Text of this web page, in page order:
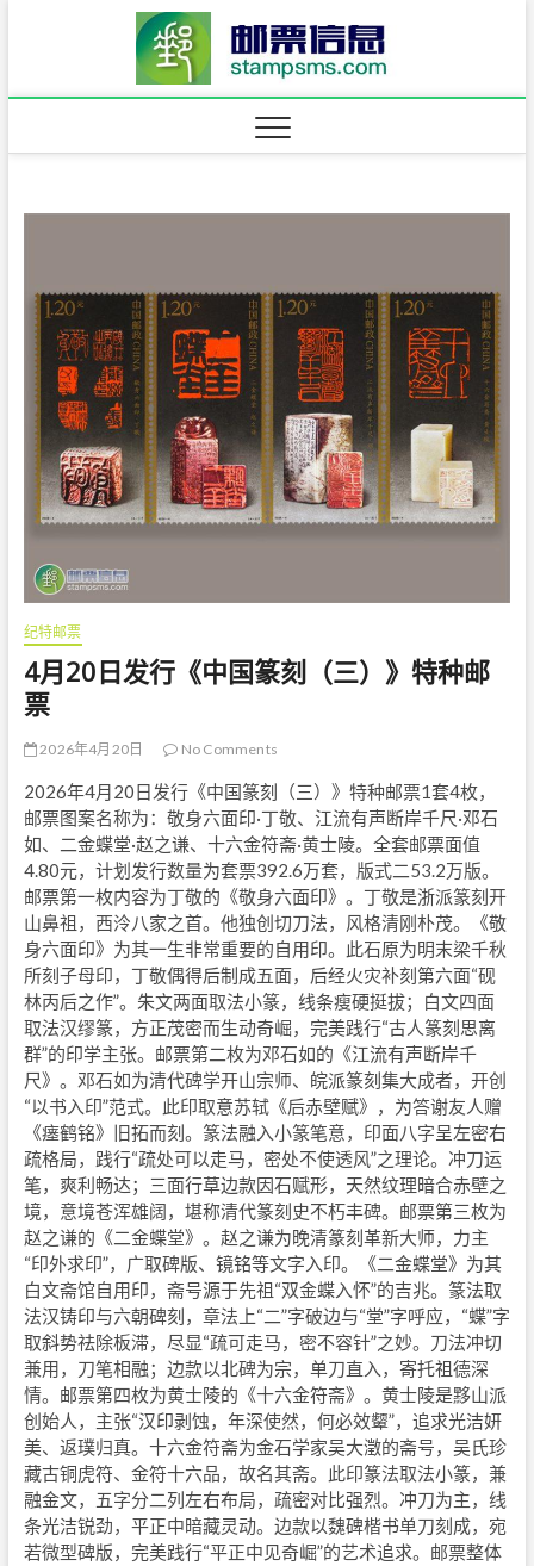
纪特邮票
4月20日发行《中国篆刻（三）》特种邮
票
2026年4月20日 No Comments
2026年4月20日发行《中国篆刻（三）》特种邮票1套4枚，
邮票图案名称为：敬身六面印·丁敬、江流有声断岸千尺·邓石
如、二金蝶堂·赵之谦、十六金符斋·黄士陵。全套邮票面值
4.80元，计划发行数量为套票392.6万套，版式二53.2万版。
邮票第一枚内容为丁敬的《敬身六面印》。丁敬是浙派篆刻开
山鼻祖，西泠八家之首。他独创切刀法，风格清刚朴茂。《敬
身六面印》为其一生非常重要的自用印。此石原为明末梁千秋
所刻子母印，丁敬偶得后制成五面，后经火灾补刻第六面“砚
林丙后之作”。朱文两面取法小篆，线条瘦硬挺拔；白文四面
取法汉缪篆，方正茂密而生动奇崛，完美践行“古人篆刻思离
群”的印学主张。邮票第二枚为邓石如的《江流有声断岸千
尺》。邓石如为清代碑学开山宗师、皖派篆刻集大成者，开创
“以书入印”范式。此印取意苏轼《后赤壁赋》，为答谢友人赠
《瘗鹤铭》旧拓而刻。篆法融入小篆笔意，印面八字呈左密右
疏格局，践行“疏处可以走马，密处不使透风”之理论。冲刀运
笔，爽利畅达；三面行草边款因石赋形，天然纹理暗合赤壁之
境，意境苍浑雄阔，堪称清代篆刻史不朽丰碑。邮票第三枚为
赵之谦的《二金蝶堂》。赵之谦为晚清篆刻革新大师，力主
“印外求印”，广取碑版、镜铭等文字入印。《二金蝶堂》为其
白文斋馆自用印，斋号源于先祖“双金蝶入怀”的吉兆。篆法取
法汉铸印与六朝碑刻，章法上“二”字破边与“堂”字呼应，“蝶”字
取斜势祛除板滞，尽显“疏可走马，密不容针”之妙。刀法冲切
兼用，刀笔相融；边款以北碑为宗，单刀直入，寄托祖德深
情。邮票第四枚为黄士陵的《十六金符斋》。黄士陵是黟山派
创始人，主张“汉印剥蚀，年深使然，何必效颦”，追求光洁妍
美、返璞归真。十六金符斋为金石学家吴大澂的斋号，吴氏珍
藏古铜虎符、金符十六品，故名其斋。此印篆法取法小篆，兼
融金文，五字分二列左右布局，疏密对比强烈。冲刀为主，线
条光洁锐劲，平正中暗藏灵动。边款以魏碑楷书单刀刻成，宛
若微型碑版，完美践行“平正中见奇崛”的艺术追求。邮票整体